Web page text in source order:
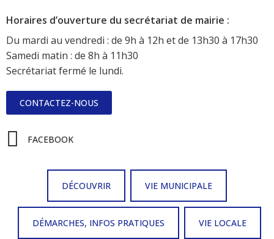
Horaires d’ouverture du secrétariat de mairie :
Du mardi au vendredi : de 9h à 12h et de 13h30 à 17h30
Samedi matin : de 8h à 11h30
Secrétariat fermé le lundi.
CONTACTEZ-NOUS
FACEBOOK
DÉCOUVRIR VIE MUNICIPALE
DÉMARCHES, INFOS PRATIQUES VIE LOCALE